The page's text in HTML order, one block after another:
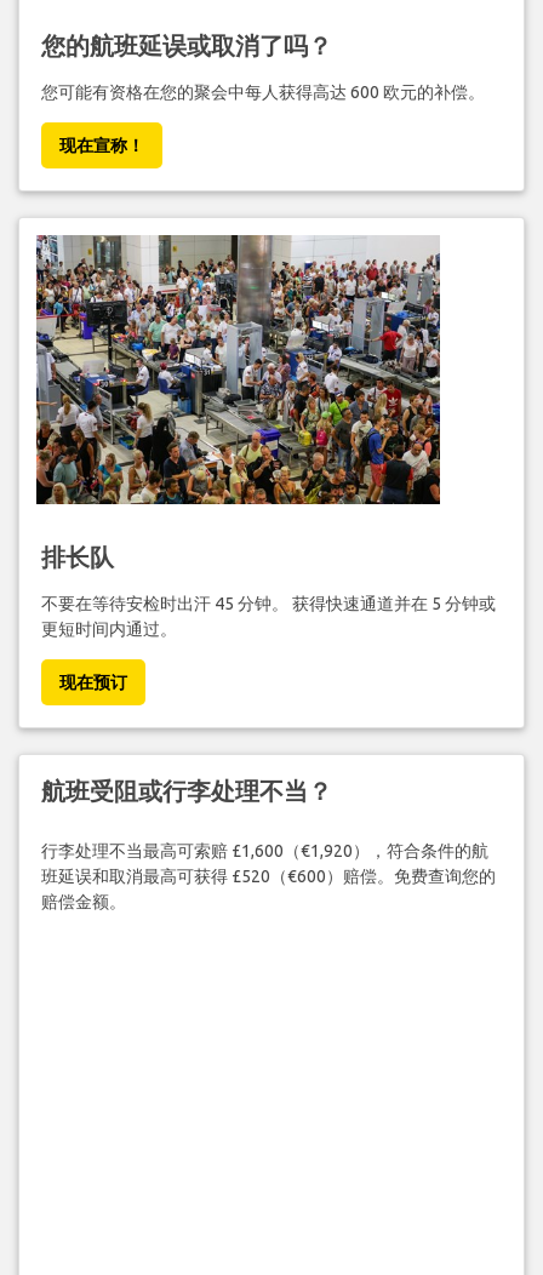
您的航班延误或取消了吗？
您可能有资格在您的聚会中每人获得高达 600 欧元的补偿。
现在宣称！
排长队
不要在等待安检时出汗 45 分钟。 获得快速通道并在 5 分钟或
更短时间内通过。
现在预订
航班受阻或行李处理不当？
行李处理不当最高可索赔 £1,600（€1,920），符合条件的航
班延误和取消最高可获得 £520（€600）赔偿。免费查询您的
赔偿金额。